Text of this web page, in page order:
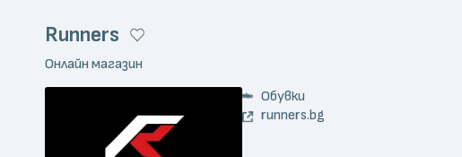
Runners
Онлайн магазин
Обувки
runners.bg